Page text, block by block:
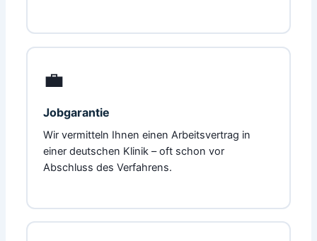
💼
Jobgarantie
Wir vermitteln Ihnen einen Arbeitsvertrag in
einer deutschen Klinik – oft schon vor
Abschluss des Verfahrens.